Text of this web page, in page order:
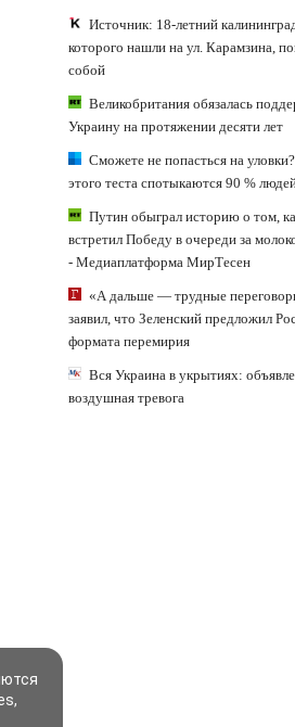
Источник: 18-летний
которого нашли на ул. Карамзина,
собой
Великобритания обязалась
Украину на протяжении десяти лет
Сможете не попасться на
этого теста спотыкаются 90 %
Путин обыграл историю о том,
встретил Победу в очереди за
- Медиаплатформа МирТесен
«А дальше — трудные
заявил, что Зеленский предложил
формата перемирия
Вся Украина в укрытиях:
воздушная тревога